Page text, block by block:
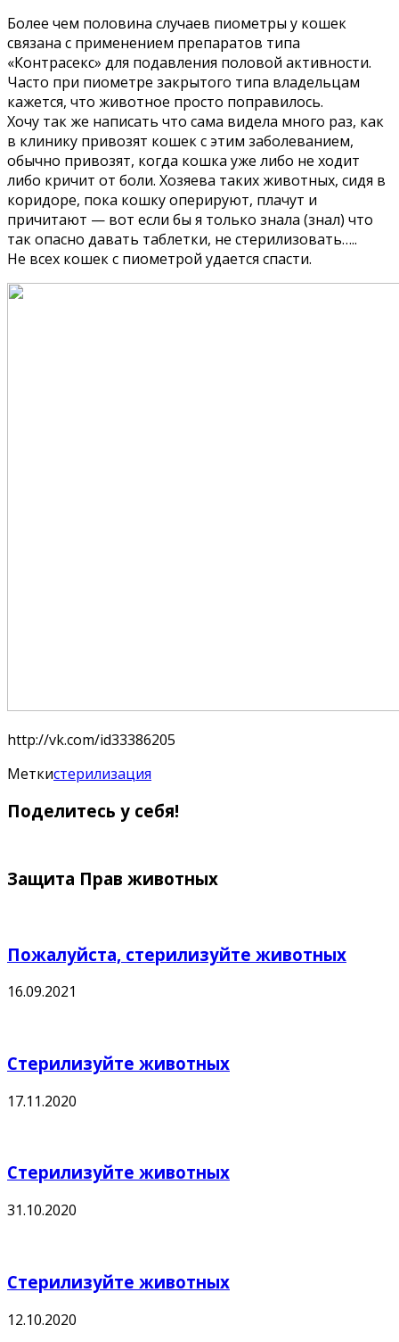
Более чем половина случаев пиометры у кошек
связана с применением препаратов типа
«Контрасекс» для подавления половой активности.
Часто при пиометре закрытого типа владельцам
кажется, что животное просто поправилось.
Хочу так же написать что сама видела много раз, как
в клинику привозят кошек с этим заболеванием,
обычно привозят, когда кошка уже либо не ходит
либо кричит от боли. Хозяева таких животных, сидя в
коридоре, пока кошку оперируют, плачут и
причитают — вот если бы я только знала (знал) что
так опасно давать таблетки, не стерилизовать…..
Не всех кошек с пиометрой удается спасти.
http://vk.com/id33386205
Меткистерилизация
Поделитесь у себя!
Защита Прав животных
Пожалуйста, стерилизуйте животных
16.09.2021
Стерилизуйте животных
17.11.2020
Стерилизуйте животных
31.10.2020
Стерилизуйте животных
12.10.2020